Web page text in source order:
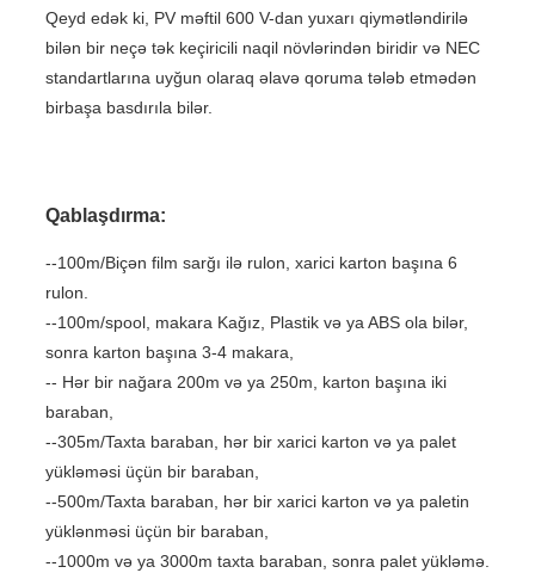
Qeyd edək ki, PV məftil 600 V-dan yuxarı qiymətləndirilə
bilən bir neçə tək keçiricili naqil növlərindən biridir və NEC
standartlarına uyğun olaraq əlavə qoruma tələb etmədən
birbaşa basdırıla bilər.
Qablaşdırma:
--100m/Biçən film sarğı ilə rulon, xarici karton başına 6
rulon.
--100m/spool, makara Kağız, Plastik və ya ABS ola bilər,
sonra karton başına 3-4 makara,
-- Hər bir nağara 200m və ya 250m, karton başına iki
baraban,
--305m/Taxta baraban, hər bir xarici karton və ya palet
yükləməsi üçün bir baraban,
--500m/Taxta baraban, hər bir xarici karton və ya paletin
yüklənməsi üçün bir baraban,
--1000m və ya 3000m taxta baraban, sonra palet yükləmə.